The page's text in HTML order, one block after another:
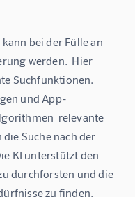
bei der Fülle an
werden.  Hier
Suchfunktionen.
und App-
relevante
Suche nach der
KI unterstützt den
durchforsten und die
zu finden.